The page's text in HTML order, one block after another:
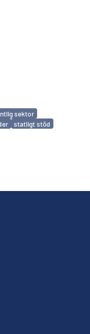
sektor
statligt stöd